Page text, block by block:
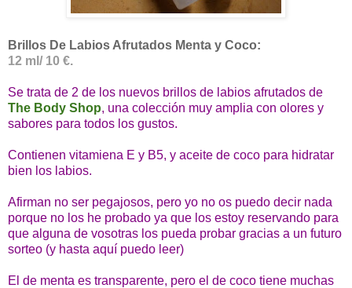
Brillos De Labios Afrutados Menta y Coco:
12 ml/ 10 €.
Se trata de 2 de los nuevos brillos de labios afrutados de
The Body Shop, una colección muy amplia con olores y
sabores para todos los gustos.
Contienen vitamiena E y B5, y aceite de coco para hidratar
bien los labios.
Afirman no ser pegajosos, pero yo no os puedo decir nada
porque no los he probado ya que los estoy reservando para
que alguna de vosotras los pueda probar gracias a un futuro
sorteo (y hasta aquí puedo leer)
El de menta es transparente, pero el de coco tiene muchas